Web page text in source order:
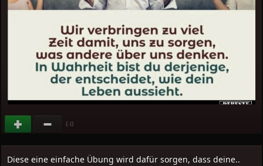
(-1)
Diese eine einfache Übung wird dafür sorgen, dass deine..